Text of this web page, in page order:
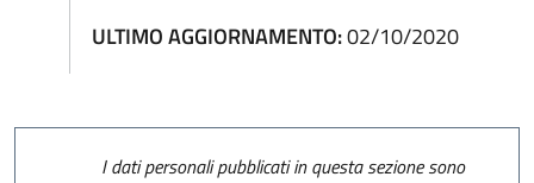
ULTIMO AGGIORNAMENTO:02/10/2020
I dati personali pubblicati in questa sezione sono